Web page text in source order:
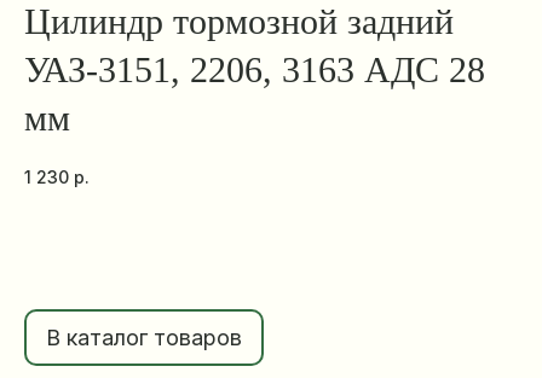
Цилиндр тормозной задний
УАЗ-3151, 2206, 3163 АДС 28
мм
1 230 р.
В каталог товаров